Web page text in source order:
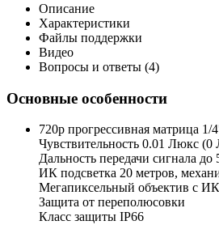
Описание
Характеристики
Файлы поддержки
Видео
Вопросы и ответы (4)
Основные особенности
720p прогрессивная матрица 1/
Чувствительность 0.01 Люкс
Дальность передачи сигнала до
ИК подсветка 20 метров,
Мегапиксельный объектив с
Защита от переполюсовки
Класс защиты IP66